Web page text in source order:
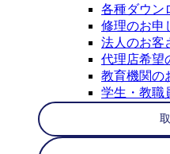
各種ダウン
修理のお申
法人のお客
代理店希望
教育機関の
学生・教職